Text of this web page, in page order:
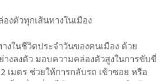
องตัวทุกเส้นทางในเมือง
งในชีวิตประจำวันของคนเมือง ด้วย
งลงตัว มอบความคล่องตัวสูงในการขับขี่
เมตร ช่วยให้การกลับรถ เข้าซอย หรือ